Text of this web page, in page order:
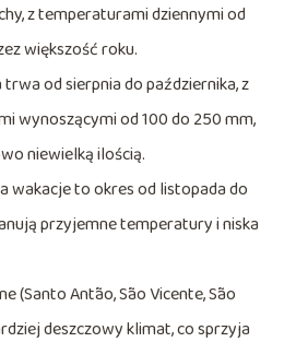
z temperaturami dziennymi od
większość roku.
od sierpnia do października, z
wynoszącymi od 100 do 250 mm,
niewielką ilością.
wakacje to okres od listopada do
przyjemne temperatury i niska
(Santo Antão, São Vicente, São
deszczowy klimat, co sprzyja